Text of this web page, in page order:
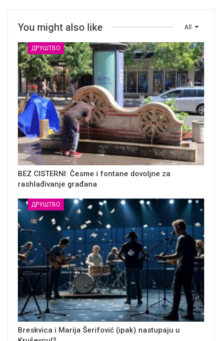
All
You might also like
ДРУШТВО
BEZ CISTERNI: Česme i fontane dovoljne za
rashlađivanje građana
ДРУШТВО
Breskvica i Marija Šerifović (ipak) nastupaju u